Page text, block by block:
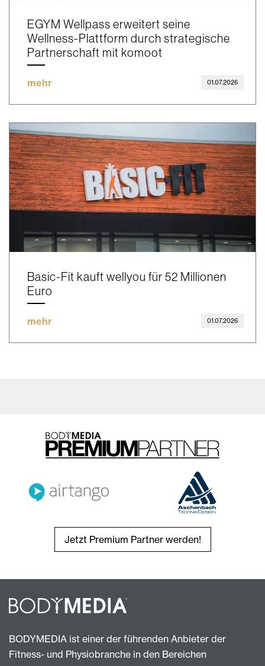
EGYM Wellpass erweitert seine
Wellness-Plattform durch strategische
Partnerschaft mit komoot
mehr 01.07.2026
Basic-Fit kauft wellyou für 52 Millionen
Euro
mehr 01.07.2026
Jetzt Premium Partner werden!
BODYMEDIA ist einer der führenden Anbieter der
Fitness- und Physiobranche in den Bereichen